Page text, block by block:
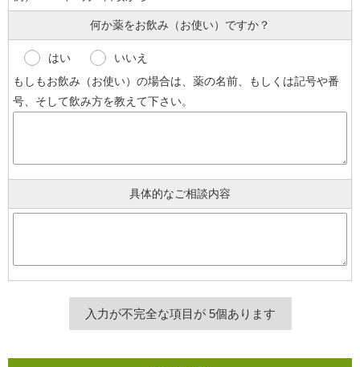
何か薬をお飲み（お使い）ですか？
はい
いいえ
もしもお飲み（お使い）の場合は、薬の名前、もしくは記号や番
号、そして飲み方を教えて下さい。
具体的なご相談内容